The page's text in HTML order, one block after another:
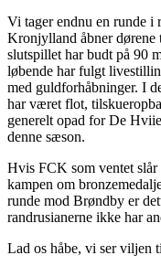
Vi tager endnu en runde i
Kronjylland åbner dørene
slutspillet har budt på 90
løbende har fulgt
med guldforhåbninger. I
har været flot,
generelt opad for De
denne sæson.
Hvis FCK som ventet
kampen om
runde mod Brøndby er
randrusianerne ikke har
Lad os håbe, vi ser viljen